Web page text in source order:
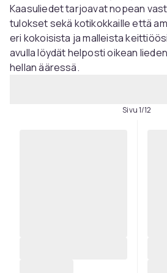
Kaasuliedet tarjoavat nopean
tulokset sekä kotikokkaille että
eri kokoisista ja malleista
avulla löydät helposti oikean
hellan ääressä.
Sivu 1/12